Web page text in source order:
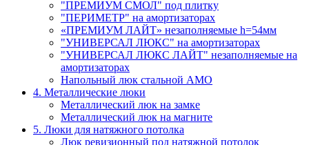
"ПРЕМИУМ СМОЛ" под плитку
"ПЕРИМЕТР" на амортизаторах
«ПРЕМИУМ ЛАЙТ» незаполняемые h=54мм
"УНИВЕРСАЛ ЛЮКС" на амортизаторах
"УНИВЕРСАЛ ЛЮКС ЛАЙТ" незаполняемые на
амортизаторах
Напольный люк стальной АМО
4. Металлические люки
Металлический люк на замке
Металлический люк на магните
5. Люки для натяжного потолка
Люк ревизионный под натяжной потолок